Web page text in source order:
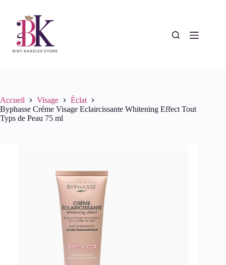
contenu
Accueil Visage
Éclat
Byphasse Créme Visage Eclaircissante Whitening Effect Tout
Typs de Peau 75 ml